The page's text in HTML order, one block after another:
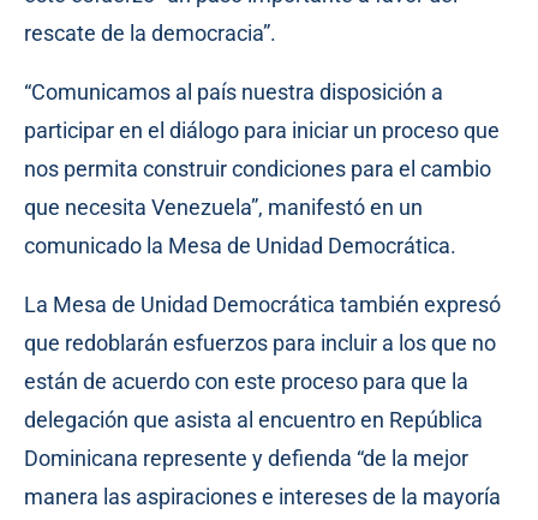
rescate de la democracia”.
“Comunicamos al país nuestra disposición a
participar en el diálogo para iniciar un proceso que
nos permita construir condiciones para el cambio
que necesita Venezuela”, manifestó en un
comunicado la Mesa de Unidad Democrática.
La Mesa de Unidad Democrática también expresó
que redoblarán esfuerzos para incluir a los que no
están de acuerdo con este proceso para que la
delegación que asista al encuentro en República
Dominicana represente y defienda “de la mejor
manera las aspiraciones e intereses de la mayoría